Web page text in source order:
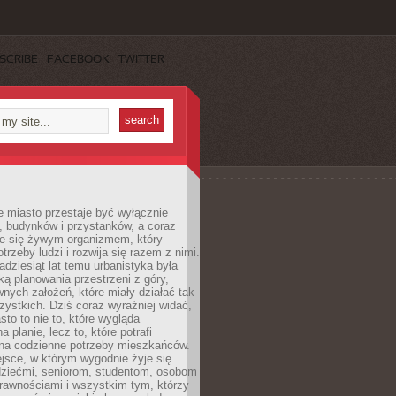
FACEBOOK TWITTER
miasto przestaje być wyłącznie
budynków i przystanków, a coraz
się żywym organizmem, który
ludzi i rozwija się razem z nimi.
lat temu urbanistyka była
planowania przestrzeni z góry,
założeń, które miały działać tak
Dziś coraz wyraźniej widać,
to nie to, które wygląda
planie, lecz to, które potrafi
codzienne potrzeby mieszkańców.
w którym wygodnie żyje się
seniorom, studentom, osobom
i wszystkim tym, którzy